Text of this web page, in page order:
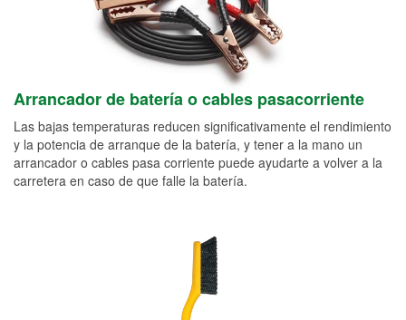
Arrancador de batería o cables pasacorriente
Las bajas temperaturas reducen significativamente el rendimiento
y la potencia de arranque de la batería, y tener a la mano un
arrancador o cables pasa corriente puede ayudarte a volver a la
carretera en caso de que falle la batería.